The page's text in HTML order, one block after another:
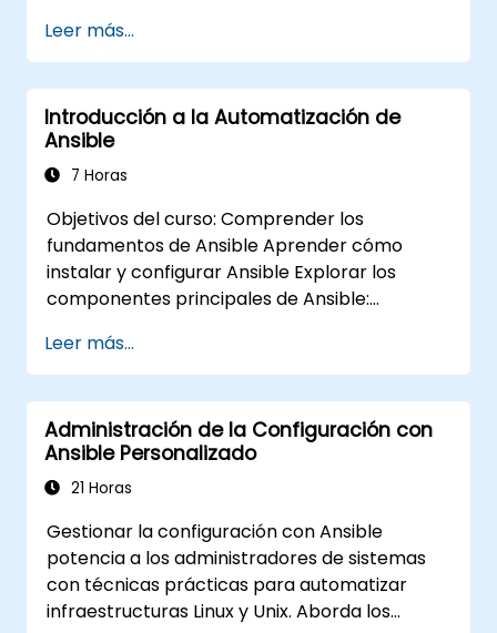
Leer más...
Introducción a la Automatización de
Ansible
7 Horas
Objetivos del curso: Comprender los
fundamentos de Ansible Aprender cómo
instalar y configurar Ansible Explorar los
componentes principales de Ansible:
tareas de automatización utilizando Ansible
Ejecutar Playbooks de Ansible para gestionar
y automatizar servidores remotos
Leer más...
Administración de la Configuración con
Ansible Personalizado
21 Horas
Gestionar la configuración con Ansible
potencia a los administradores de sistemas
con técnicas prácticas para automatizar
infraestructuras Linux y Unix. Aborda los